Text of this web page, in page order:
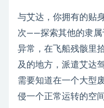
与艾达，你拥有的贴
次——探索其他的隶属
异常，在飞船残骸里
及的地方，派遣艾达
需要知道在一个大型
侵一个正常运转的空